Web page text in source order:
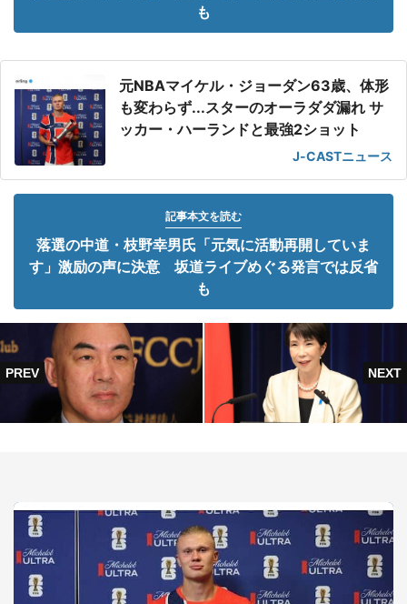
も
元NBAマイケル・ジョーダン63歳、体形
も変わらず...スターのオーラダダ漏れ サ
ッカー・ハーランドと最強2ショット
J-CASTニュース
記事本文を読む
落選の中道・枝野幸男氏「元気に活動再開していま
す」激励の声に決意 坂道ライブめぐる発言では反省
も